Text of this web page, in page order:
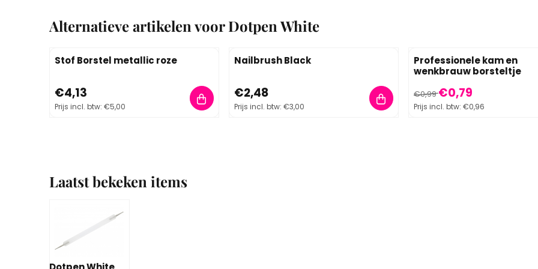
Alternatieve artikelen voorDotpen White
Stof Borstel metallic roze
Prijs: 4,13, inclusief btw: 5,00
€4,13
Prijs incl. btw: €5,00
Nailbrush Black
Prijs: 2,48, inclusief btw: 3,00
€2,48
Prijs incl. btw: €3,00
Professionele kam en
wenkbrauw borsteltje
Van 0,99 voor 0,79, inclusief
€0,99€0,79
Prijs incl. btw: €0,96
Laatst bekeken items